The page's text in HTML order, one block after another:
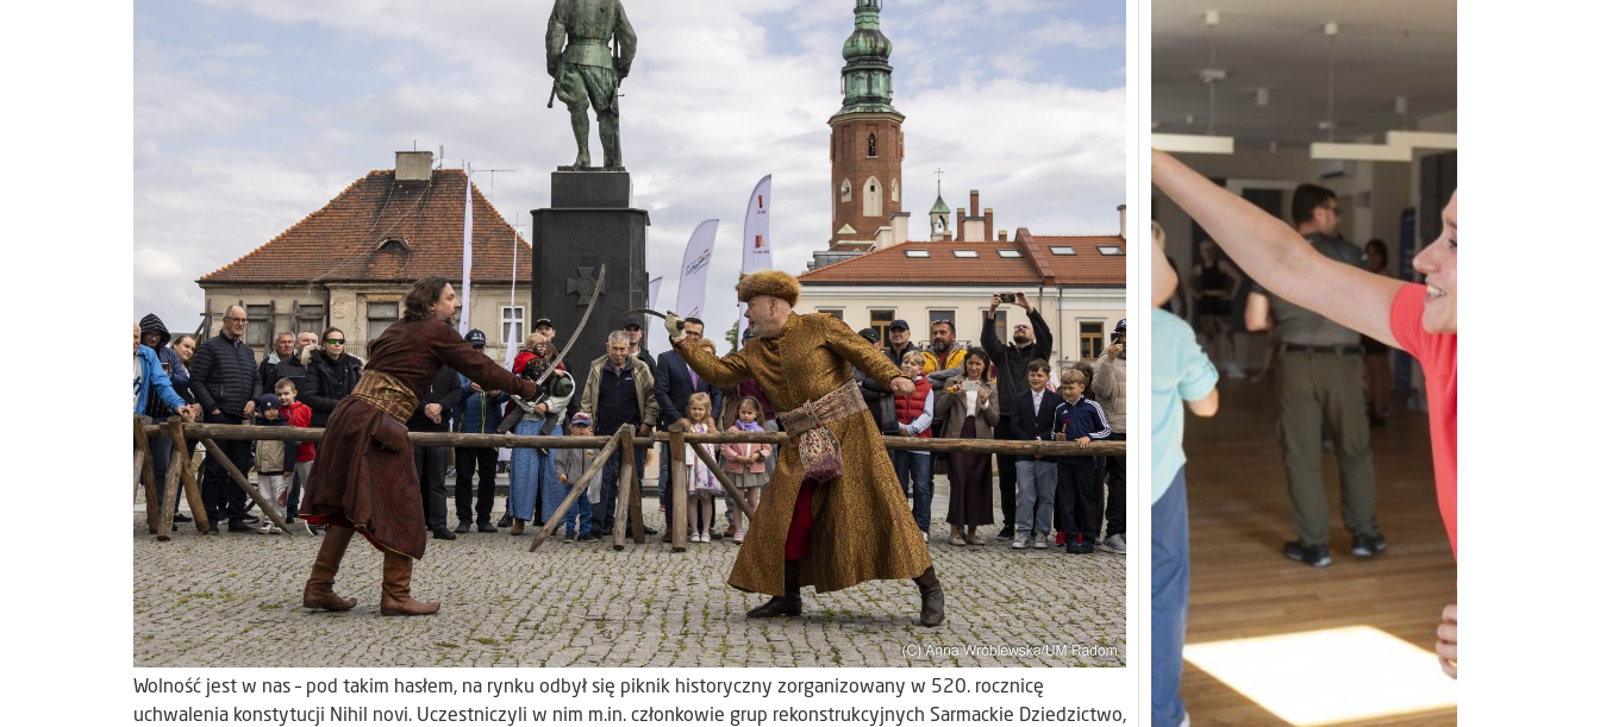
Wolność jest w nas – pod takim hasłem, na rynku odbył się piknik historyczny zorganizowany w 520. rocznicę
uchwalenia konstytucji Nihil novi. Uczestniczyli w nim m.in. członkowie grup rekonstrukcyjnych Sarmackie Dziedzictwo,